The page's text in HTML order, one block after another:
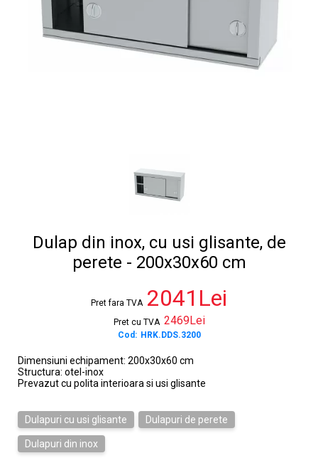
Dulap din inox, cu usi glisante, de
perete - 200x30x60 cm
Pret fara TVA 2041Lei
Pret cu TVA 2469Lei
Cod: HRK.DDS.3200
Dimensiuni echipament: 200x30x60 cm
Structura: otel-inox
Prevazut cu polita interioara si usi glisante
Dulapuri cu usi glisante Dulapuri de perete
Dulapuri din inox